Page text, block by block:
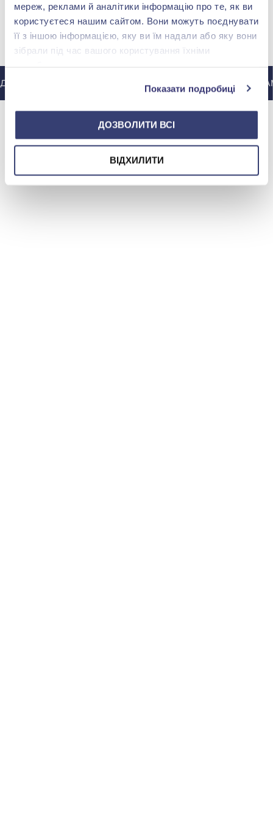
мереж, реклами й аналітики інформацію про те, як ви
користуєтеся нашим сайтом. Вони можуть поєднувати
її з іншою інформацією, яку ви їм надали або яку вони
зібрали під час вашого користування їхніми
Показати подробиці
ДОЗВОЛИТИ ВСІ
ВІДХИЛИТИ
МИ У INSTAGRAM
ІНСТАГРАМУ @ZOLOTAKOROLEVA ДО